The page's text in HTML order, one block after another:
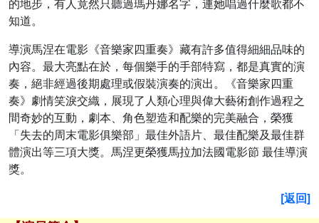
的地步，有人竟然只聽過瑪丹娜名字，連她唱過什麼歌都不
知道。
導演馬涅在電影《音樂家四重奏》藏有許多值得細細品味的
內容。最大亮點在於，每個樂手的手部特寫，都是真實的演
奏，絕非經過後期處理或假裝演奏的演出。《音樂家四重
奏》劇情笑淚交織，展現了人類心理與偉大藝術創作過程之
間奇妙的互動，劇本、角色塑造和配樂的完美融合，榮獲
「失去的周末電影俱樂部」最佳外語片、最佳配樂及最佳群
體演出等三項大獎。馬涅更榮獲馬拉加法國電影節 最佳導演
獎。
[返回]